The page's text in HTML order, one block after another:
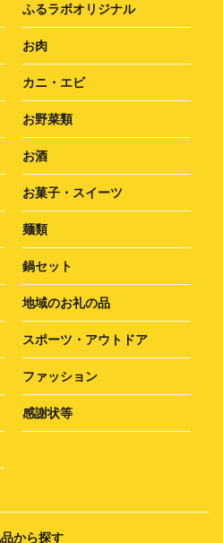
ふるラボオリジナル
お肉
カニ・エビ
お野菜類
お酒
お菓子・スイーツ
麺類
鍋セット
地域のお礼の品
スポーツ・アウトドア
ファッション
感謝状等
から探す